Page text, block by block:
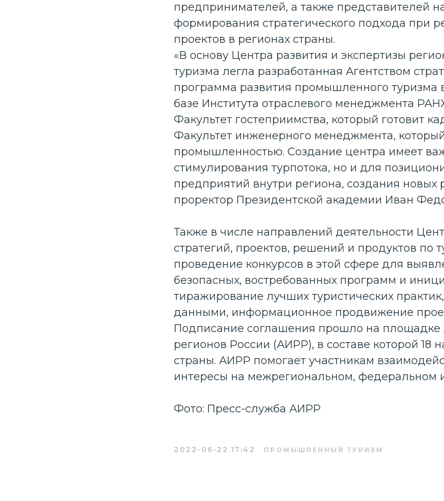
предпринимателей, а также представителей
формирования стратегического подхода при
проектов в регионах страны.
«В основу Центра развития и экспертизы
туризма легла разработанная Агентством
программа развития промышленного туризма
базе Института отраслевого менеджмента
Факультет гостеприимства, который готовит
Факультет инженерного менеджмента,
промышленностью. Создание центра имеет
стимулирования турпотока, но и для
предприятий внутри региона, создания новых
проректор Президентской академии Иван
Также в числе направлений деятельности
стратегий, проектов, решений и продуктов по
проведение конкурсов в этой сфере для
безопасных, востребованных программ и
тиражирование лучших туристических
данными, информационное продвижение
Подписание соглашения прошло на
регионов России (АИРР), в составе которой 18
страны. АИРР помогает участникам
интересы на межрегиональном, федеральном
Фото: Пресс-служба АИРР
2022-06-22 17:42 ПРОМЫШЛЕННЫЙ ТУРИЗМ
Организатор
Соорганизатор